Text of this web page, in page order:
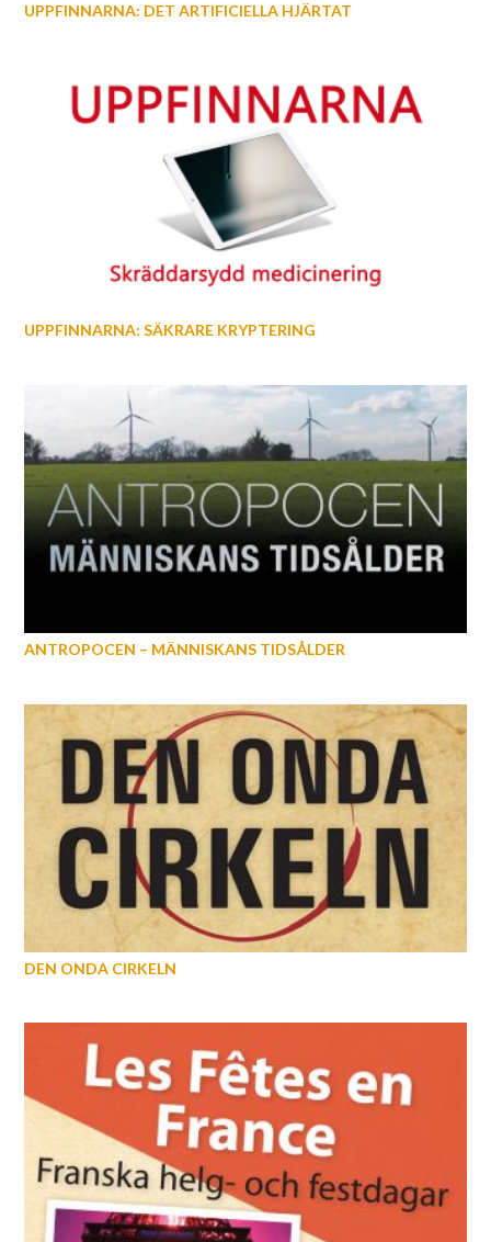
UPPFINNARNA: DET ARTIFICIELLA HJÄRTAT
UPPFINNARNA: SÄKRARE KRYPTERING
ANTROPOCEN – MÄNNISKANS TIDSÅLDER
DEN ONDA CIRKELN